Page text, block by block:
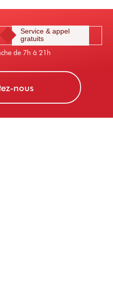
Service & appel
gratuits
de 7h à 21h
nous